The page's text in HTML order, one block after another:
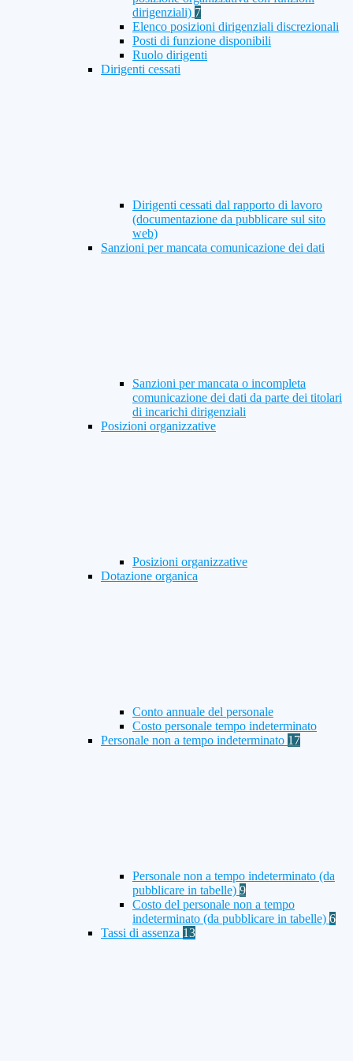
dirigenziali) 7
Elenco posizioni dirigenziali discrezionali
Posti di funzione disponibili
Ruolo dirigenti
Dirigenti cessati
Dirigenti cessati dal rapporto di lavoro
(documentazione da pubblicare sul sito
web)
Sanzioni per mancata comunicazione dei dati
Sanzioni per mancata o incompleta
comunicazione dei dati da parte dei titolari
di incarichi dirigenziali
Posizioni organizzative
Posizioni organizzative
Dotazione organica
Conto annuale del personale
Costo personale tempo indeterminato
Personale non a tempo indeterminato 17
Personale non a tempo indeterminato (da
pubblicare in tabelle) 9
Costo del personale non a tempo
indeterminato (da pubblicare in tabelle) 6
Tassi di assenza 13